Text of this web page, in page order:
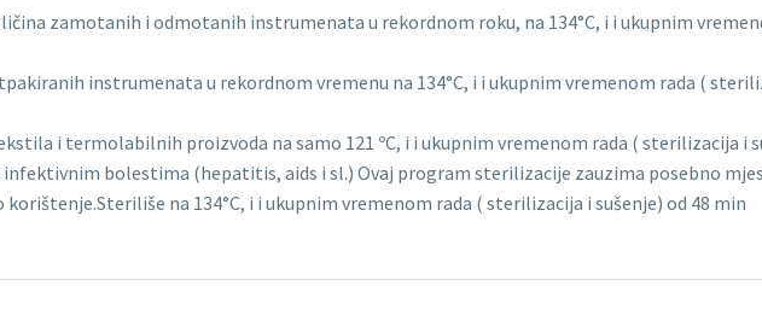
zamotanih i odmotanih instrumenata u rekordnom roku, na 134°C, i i ukupnim
instrumenata u rekordnom vremenu na 134°C, i i ukupnim vremenom rada (
i termolabilnih proizvoda na samo 121 ºC, i i ukupnim vremenom rada ( sterilizacija i
bolestima (hepatitis, aids i sl.) Ovaj program sterilizacije zauzima posebno
na 134°C, i i ukupnim vremenom rada ( sterilizacija i sušenje) od 48 min